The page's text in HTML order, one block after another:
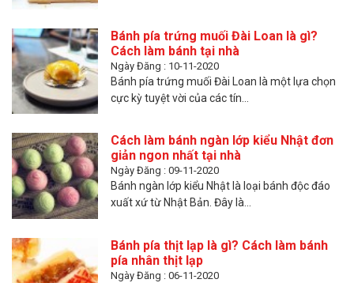
Bánh pía trứng muối Đài Loan là gì?
Cách làm bánh tại nhà
Ngày Đăng : 10-11-2020
Bánh pía trứng muối Đài Loan là một lựa chọn
cực kỳ tuyệt vời của các tín...
Cách làm bánh ngàn lớp kiểu Nhật đơn
giản ngon nhất tại nhà
Ngày Đăng : 09-11-2020
Bánh ngàn lớp kiểu Nhật là loại bánh độc đáo
xuất xứ từ Nhật Bản. Đây là...
Bánh pía thịt lạp là gì? Cách làm bánh
pía nhân thịt lạp
Ngày Đăng : 06-11-2020